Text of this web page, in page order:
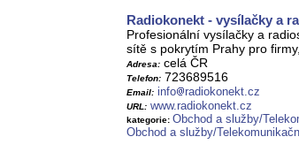
Radiokonekt - vysílačky a
Profesionální vysílačky a
sítě s pokrytím Prahy pro
Adresa: celá ČR
Telefon: 723689516
Email: info radiokonekt.cz
URL: www.radiokonekt.cz
kategorie: Obchod a služby/
Obchod a služby/